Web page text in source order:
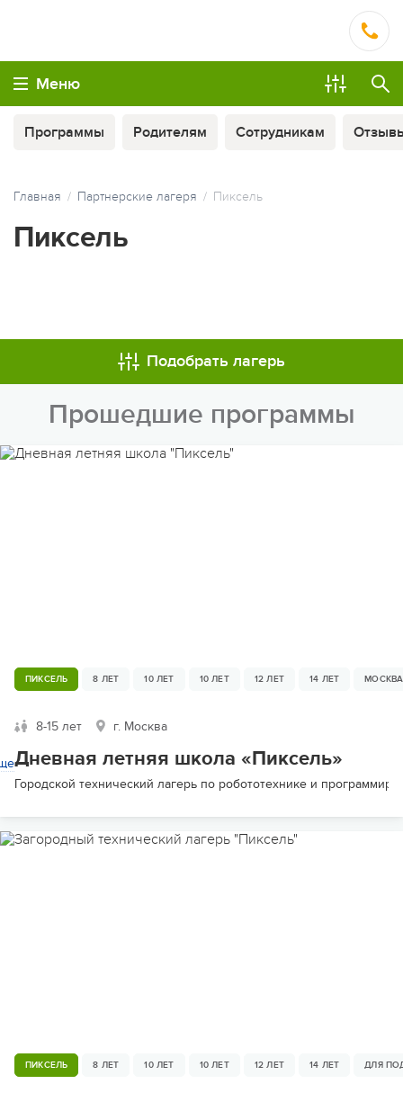
Меню
Программы Родителям Сотрудникам
Главная Партнерские лагеря Пиксель
Пиксель
ОПЛАТА ТУРА ЧАСТЯМИ
Подобрать лагерь
Прошедшие программы
ПИКСЕЛЬ 8 ЛЕТ 10 ЛЕТ 10 ЛЕТ 12 ЛЕТ 14 ЛЕТ МОСКВА
8-15 лет г. Москва
Дневная летняя школа «Пиксель»
Городской технический лагерь по робототехнике и
ПИКСЕЛЬ 8 ЛЕТ 10 ЛЕТ 10 ЛЕТ 12 ЛЕТ 14 ЛЕТ ДЛЯ